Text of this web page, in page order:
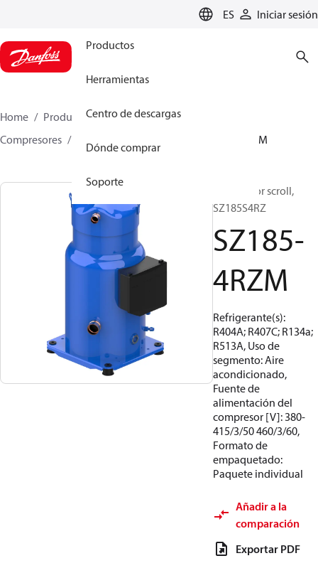
ES Iniciar sesión
Productos
Herramientas
Centro de descargas
Dónde comprar
Soporte
Home Productos
Climate Solutions for cooling
Compresores
SZ185-4RZM
Compresor scroll,
SZ185S4RZ
SZ185-
4RZM
Refrigerante(s):
R404A; R407C; R134a;
R513A, Uso de
segmento: Aire
acondicionado,
Fuente de
alimentación del
compresor [V]: 380-
415/3/50 460/3/60,
Formato de
empaquetado:
Paquete individual
Añadir a la
comparación
Exportar PDF